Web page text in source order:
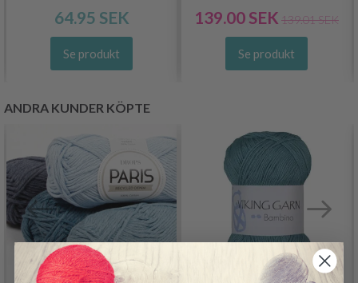
64.95 SEK
Se produkt
CM, 1 ST
139.00 SEK 139.01 SEK
Se produkt
ANDRA KUNDER KÖPTE